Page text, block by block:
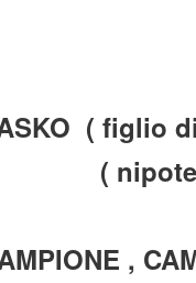
( figlio
( nipote
,